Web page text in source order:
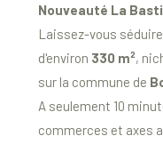
Nouveauté La
Laissez-vous
d'environ 330 m²,
sur la commune de
A seulement 10
commerces et axes